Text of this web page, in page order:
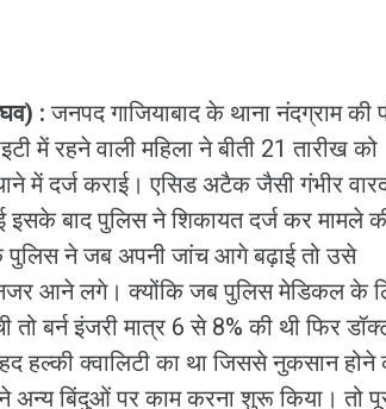
:जनपद गाजियाबाद के थाना नंदग्राम की
में रहने वाली महिला ने बीती 21 तारीख को
में दर्ज कराई। एसिड अटैक जैसी गंभीर
बाद पुलिस ने शिकायत दर्ज कर मामले
ने जब अपनी जांच आगे बढ़ाई तो उसे
आने लगे। क्योंकि जब पुलिस मेडिकल के
बर्न इंजरी मात्र 6 से 8% की थी फिर
हल्की क्वालिटी का था जिससे नुकसान होने
अन्य बिंदुओं पर काम करना शुरू किया। तो